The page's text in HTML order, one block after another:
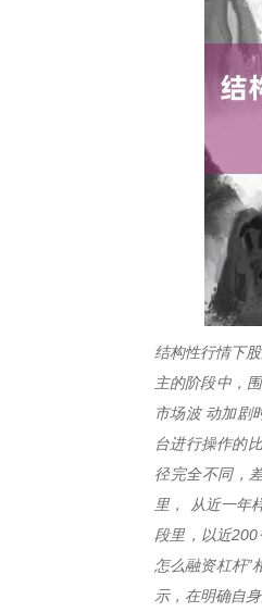
结构性行情下
主的阶段中，
市场波 动加剧
台进行操作的
径完全不同，
里， 从近一年
段里，以近
怎么融资杠杆”
示，在明确自